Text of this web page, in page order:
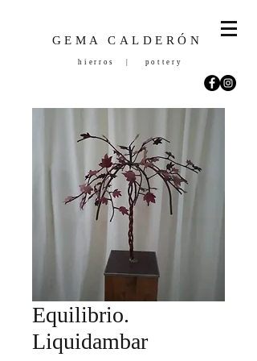
GEMA CALDERÓN
hierros | pottery
Equilibrio.
Liquidambar